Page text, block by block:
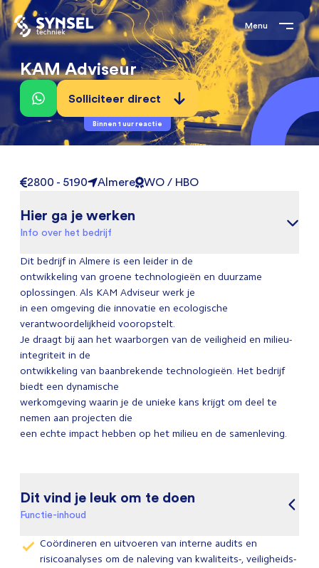
Menu
KAM Adviseur
Solliciteer direct
Binnen 1 uur reactie
2800 - 5190 Almere WO / HBO
Hier ga je werken
Info over het bedrijf
Dit bedrijf in Almere is een leider in de
ontwikkeling van groene technologieën en duurzame
oplossingen. Als KAM Adviseur werk je
in een omgeving die innovatie en ecologische
verantwoordelijkheid vooropstelt.
Je draagt bij aan het waarborgen van de veiligheid en milieu-
integriteit in de
ontwikkeling van baanbrekende technologieën. Het bedrijf
biedt een dynamische
werkomgeving waarin je de unieke kans krijgt om deel te
nemen aan projecten die
een echte impact hebben op het milieu en de samenleving.
Dit vind je leuk om te doen
Functie-inhoud
Coördineren en uitvoeren van interne audits en
risicoanalyses om de naleving van kwaliteits-, veiligheids-